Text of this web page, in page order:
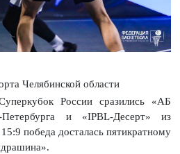
Челябинской области
России сразились «АБ
и «IPBL-Десерт» из
победа досталась пятикратному